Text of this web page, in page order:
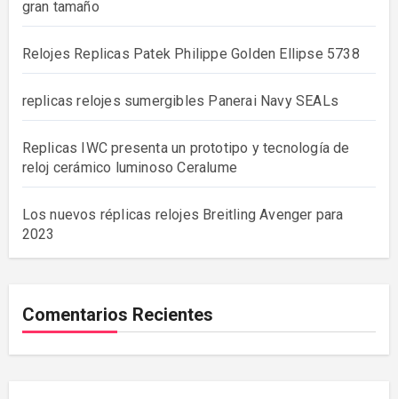
gran tamaño
Relojes Replicas Patek Philippe Golden Ellipse 5738
replicas relojes sumergibles Panerai Navy SEALs
Replicas IWC presenta un prototipo y tecnología de
reloj cerámico luminoso Ceralume
Los nuevos réplicas relojes Breitling Avenger para
2023
Comentarios Recientes